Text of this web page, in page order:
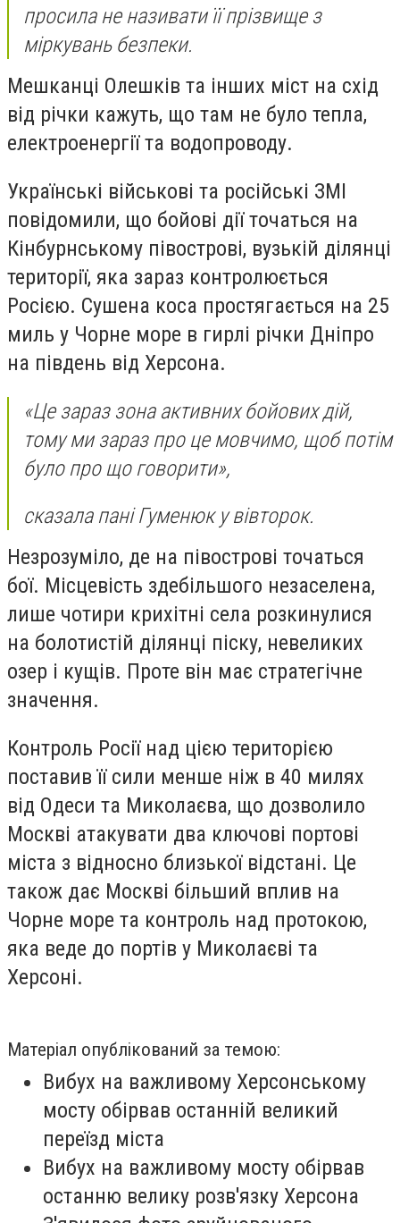
просила не називати її прізвище з
міркувань безпеки.
Мешканці Олешків та інших міст на схід
від річки кажуть, що там не було тепла,
електроенергії та водопроводу.
Українські військові та російські ЗМІ
повідомили, що бойові дії точаться на
Кінбурнському півострові, вузькій ділянці
території, яка зараз контролюється
Росією. Сушена коса простягається на 25
миль у Чорне море в гирлі річки Дніпро
на південь від Херсона.
«Це зараз зона активних бойових дій,
тому ми зараз про це мовчимо, щоб потім
було про що говорити»,
сказала пані Гуменюк у вівторок.
Незрозуміло, де на півострові точаться
бої. Місцевість здебільшого незаселена,
лише чотири крихітні села розкинулися
на болотистій ділянці піску, невеликих
озер і кущів. Проте він має стратегічне
значення.
Контроль Росії над цією територією
поставив її сили менше ніж в 40 милях
від Одеси та Миколаєва, що дозволило
Москві атакувати два ключові портові
міста з відносно близької відстані. Це
також дає Москві більший вплив на
Чорне море та контроль над протокою,
яка веде до портів у Миколаєві та
Херсоні.
Матеріал опублікований за темою:
Вибух на важливому Херсонському
мосту обірвав останній великий
переїзд міста
Вибух на важливому мосту обірвав
останню велику розв'язку Херсона